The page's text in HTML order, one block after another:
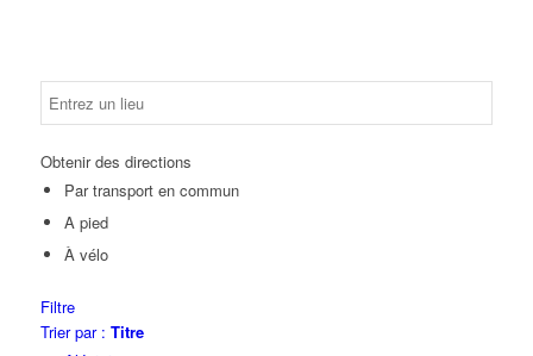
Obtenir des directions
Par transport en commun
A pied
À vélo
Filtre
Trier par : Titre